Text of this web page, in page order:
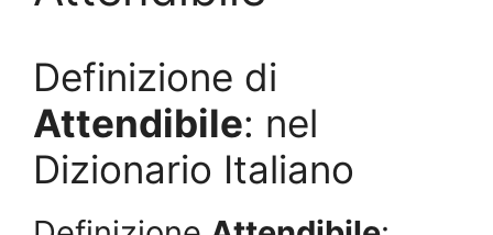
Definizione di
Attendibile: nel
Dizionario Italiano